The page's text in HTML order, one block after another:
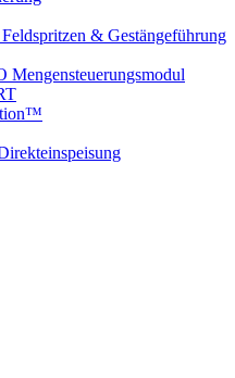
& Gestängeführung
Mengensteuerungsmodul